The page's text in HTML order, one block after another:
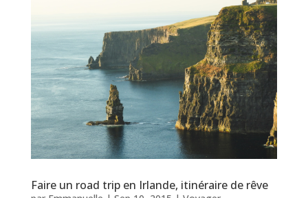
Faire un road trip en Irlande, itinéraire de rêve